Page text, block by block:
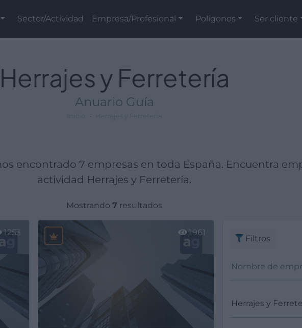
Sector/Actividad Empresa/Profesional Polígonos Ser cliente
Herrajes y Ferretería
Anuario Guía
encontrado 7 empresas en toda España. Encuentra
actividad Herrajes y Ferretería.
Mostrando 7 resultados
1253 1961
Filtros